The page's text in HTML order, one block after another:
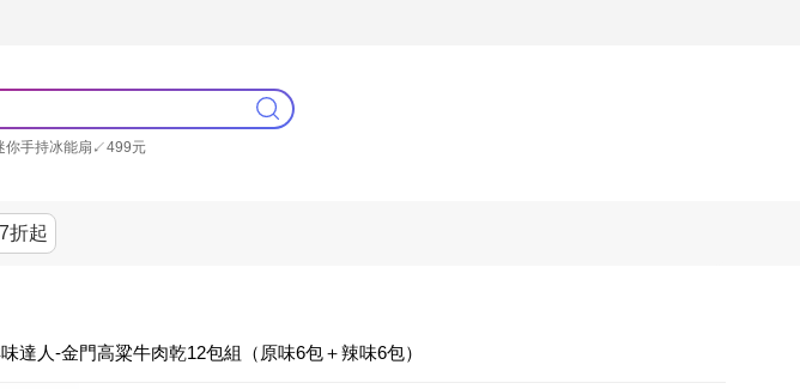
你手持冰能扇↙499元
折起
達人-金門高粱牛肉乾12包組（原味6包＋辣味6包）